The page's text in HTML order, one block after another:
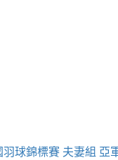
球錦標賽 夫妻組 亞